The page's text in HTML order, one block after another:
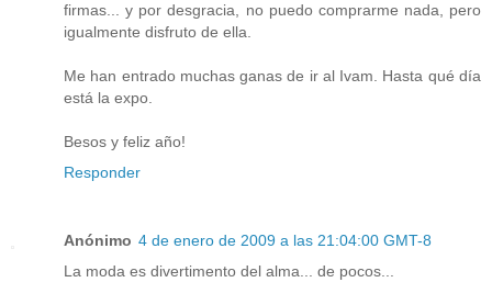
firmas... y por desgracia, no puedo comprarme nada, pero
igualmente disfruto de ella.
Me han entrado muchas ganas de ir al Ivam. Hasta qué día
está la expo.
Besos y feliz año!
Responder
Anónimo 4 de enero de 2009 a las 21:04:00 GMT-8
La moda es divertimento del alma... de pocos...